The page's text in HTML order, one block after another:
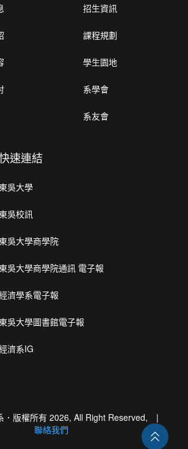
招生資訊
課程規劃
學生園地
系學會
系友會
速連結
東吳大學
東吳校訊
東吳大學商學院
東吳大學商學院通訊 電子報
濟學系電子報
東吳大學圖書館電子報
濟系IG
．版權所有 2026, All Right Reserved, |
聯絡我們